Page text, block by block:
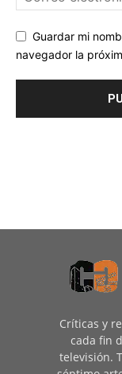
Guardar mi
navegador la
Críticas y
cada fin
televisión.